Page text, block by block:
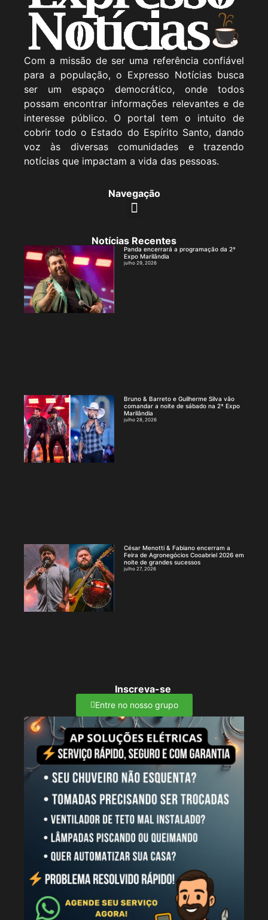
Com a missão de ser uma referência confiável
para a população, o Expresso Notícias busca
ser um espaço democrático, onde todos
possam encontrar informações relevantes e de
interesse público. O portal tem o intuito de
cobrir todo o Estado do Espírito Santo, dando
voz às diversas comunidades e trazendo
notícias que impactam a vida das pessoas.
Navegação
Notícias Recentes
Panda encerrará a programação da 2ª
Expo Marilândia
julho 29, 2026
Bruno & Barreto e Guilherme Silva vão
comandar a noite de sábado na 2ª Expo
Marilândia
julho 28, 2026
César Menotti & Fabiano encerram a
Feira de Agronegócios Cooabriel 2026 em
noite de grandes sucessos
julho 27, 2026
Inscreva-se
Entre no nosso grupo